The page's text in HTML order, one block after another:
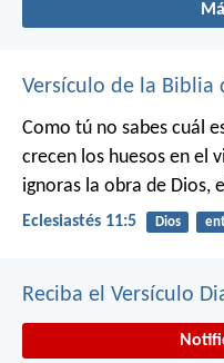
Versículo de la Biblia
Como tú no sabes cuál
crecen los huesos en el
ignoras la obra de Dios,
Eclesiastés 11:5 Dios
Reciba el Versículo